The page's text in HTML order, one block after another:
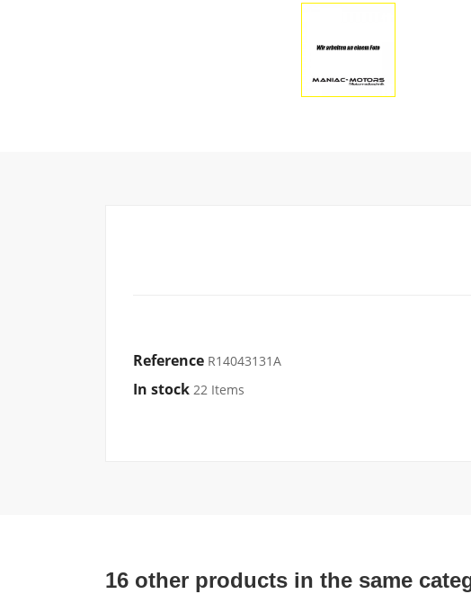
Reference R14043131A
In stock 22 Items
16 other products in the same